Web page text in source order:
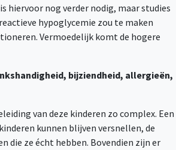
hiervoor nog verder nodig, maar studies
hypoglycemie zou te maken
Vermoedelijk komt de hogere
bijziendheid, allergieën,
van deze kinderen zo complex. Een
kunnen blijven versnellen, de
die ze écht hebben. Bovendien zijn er